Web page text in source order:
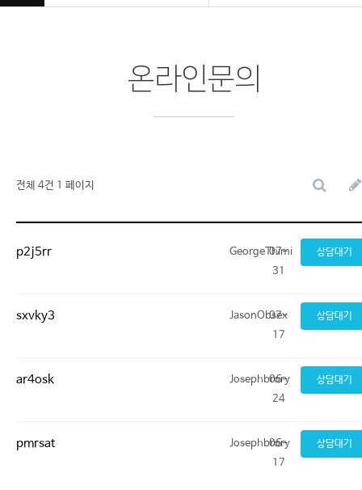
온라인문의
전체 4건 1 페이지
p2j5rr GeorgeThimi
07-
31
상담대기
sxvky3 JasonObsex
07-
17
상담대기
ar4osk Josephbrory
06-
24
상담대기
pmrsat Josephbrory
06-
17
상담대기